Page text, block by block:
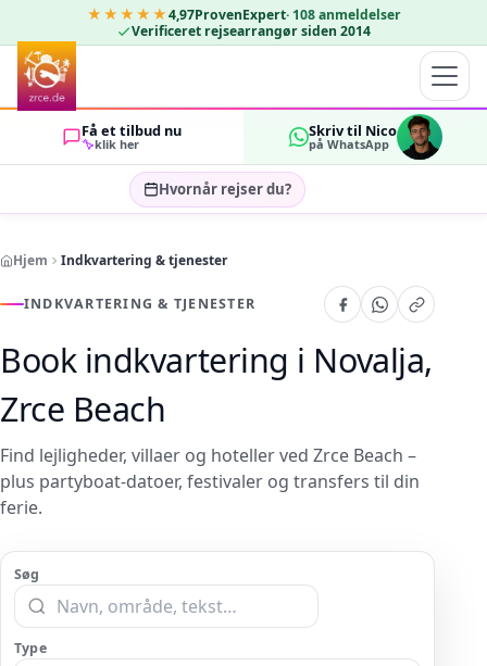
★★★★★4,97ProvenExpert· 108 anmeldelser
Verificeret rejsearrangør siden 2014
Få et tilbud nu
klik her
Skriv til Nico
på WhatsApp
Hvornår rejser du?
GÆSTER
2 OK
Hjem Indkvartering & tjenester
INDKVARTERING & TJENESTER
Book indkvartering i Novalja,
Zrce Beach
Find lejligheder, villaer og hoteller ved Zrce Beach –
plus partyboat-datoer, festivaler og transfers til din
ferie.
Søg
Type